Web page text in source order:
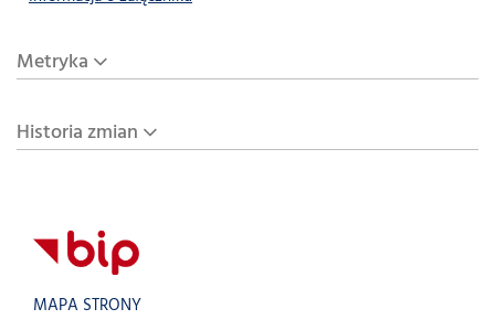
Metryka
Historia zmian
MAPA STRONY